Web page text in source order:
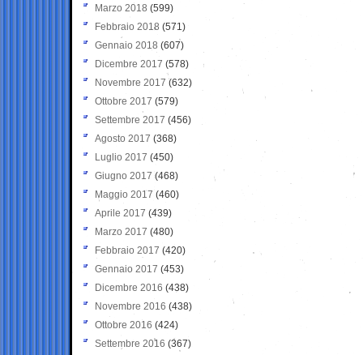
Marzo 2018 (599)
Febbraio 2018 (571)
Gennaio 2018 (607)
Dicembre 2017 (578)
Novembre 2017 (632)
Ottobre 2017 (579)
Settembre 2017 (456)
Agosto 2017 (368)
Luglio 2017 (450)
Giugno 2017 (468)
Maggio 2017 (460)
Aprile 2017 (439)
Marzo 2017 (480)
Febbraio 2017 (420)
Gennaio 2017 (453)
Dicembre 2016 (438)
Novembre 2016 (438)
Ottobre 2016 (424)
Settembre 2016 (367)